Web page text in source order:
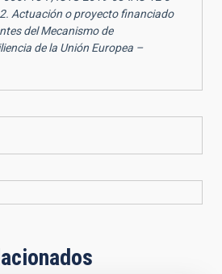
Actuación o proyecto financiado
del Mecanismo de
de la Unión Europea –